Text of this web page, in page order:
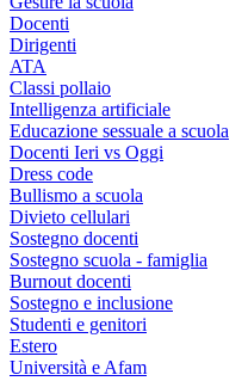
Docenti
Dirigenti
ATA
Classi pollaio
Intelligenza artificiale
Educazione sessuale a scuola
Docenti Ieri vs Oggi
Dress code
Bullismo a scuola
Divieto cellulari
Sostegno docenti
Sostegno scuola - famiglia
Burnout docenti
Sostegno e inclusione
Studenti e genitori
Estero
Università e Afam